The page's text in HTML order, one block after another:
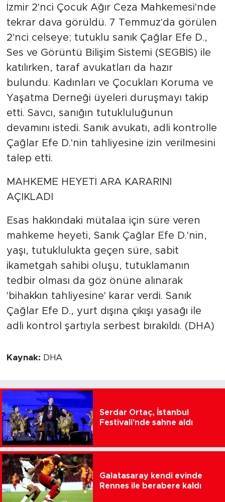
İzmir 2'nci Çocuk Ağır Ceza Mahkemesi'nde
tekrar dava görüldü. 7 Temmuz'da görülen
2'nci celseye; tutuklu sanık Çağlar Efe D.,
Ses ve Görüntü Bilişim Sistemi (SEGBİS) ile
katılırken, taraf avukatları da hazır
bulundu. Kadınları ve Çocukları Koruma ve
Yaşatma Derneği üyeleri duruşmayı takip
etti. Savcı, sanığın tutukluluğunun
devamını istedi. Sanık avukatı, adli kontrolle
Çağlar Efe D.'nin tahliyesine izin verilmesini
talep etti.
MAHKEME HEYETİ ARA KARARINI
AÇIKLADI
Esas hakkındaki mütalaa için süre veren
mahkeme heyeti, Sanık Çağlar Efe D.'nin,
yaşı, tutuklulukta geçen süre, sabit
ikametgah sahibi oluşu, tutuklamanın
tedbir olması da göz önüne alınarak
'bihakkın tahliyesine' karar verdi. Sanık
Çağlar Efe D., yurt dışına çıkışı yasağı ile
adli kontrol şartıyla serbest bırakıldı. (DHA)
Kaynak: DHA
Serdar Ortaç, İstanbul
Festivali'nde sahne aldı
Galatasaray kendi evinde
Rennes ile berabere kaldı